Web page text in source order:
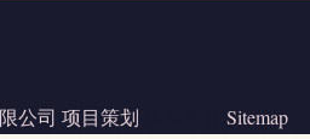
公司 项目策划 Sitemap